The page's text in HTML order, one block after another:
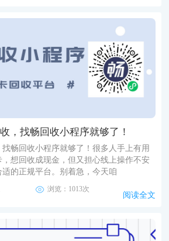
，找畅回收小程序就够了！
畅回收小程序就够了！很多人手上有用
想回收成现金，但又担心线上操作不安
的正规平台。别着急，今天咱
浏览：1013次
阅读全文